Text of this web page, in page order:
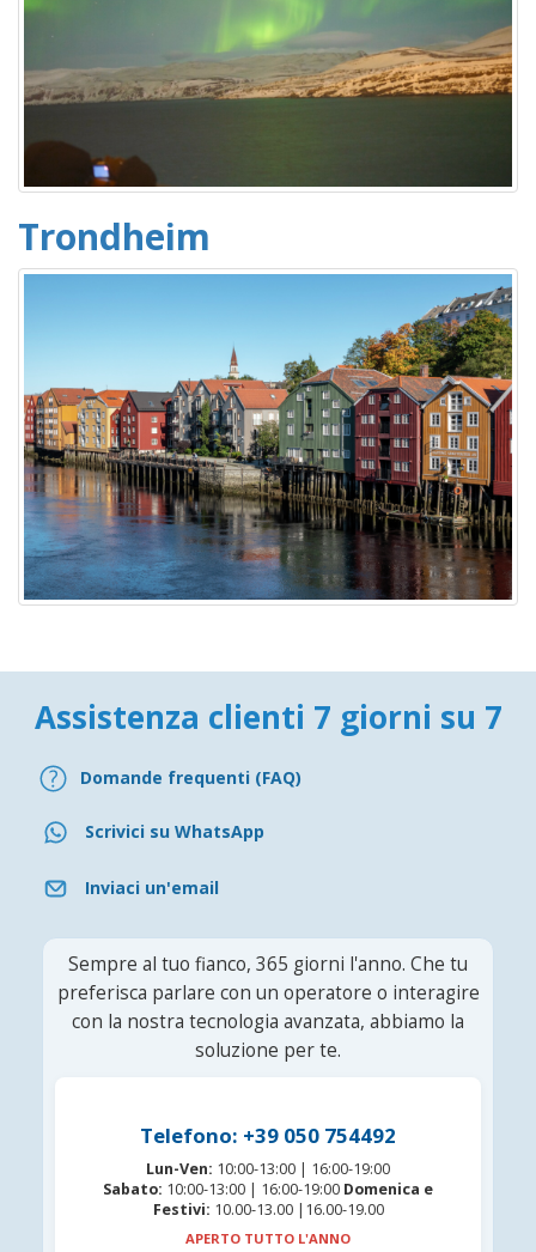
Trondheim
Assistenza clienti 7 giorni su 7
Domande frequenti (FAQ)
Scrivici su WhatsApp
Inviaci un'email
Sempre al tuo fianco, 365 giorni l'anno. Che tu
preferisca parlare con un operatore o interagire
con la nostra tecnologia avanzata, abbiamo la
soluzione per te.
Telefono: +39 050 754492
Lun-Ven: 10:00-13:00 | 16:00-19:00
Sabato: 10:00-13:00 | 16:00-19:00 Domenica e
Festivi: 10.00-13.00 |16.00-19.00
APERTO TUTTO L'ANNO